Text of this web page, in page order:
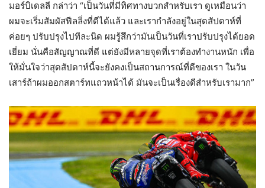
มอร์บิเดลลี กล่าว่า “เป็นวันที่มีทิศทางบวกสำหรับเรา ดูเหมือนว่า
ผมจะเริ่มสัมผัสฟีลลิ่งที่ดีได้แล้ว และเรากำลังอยู่ในสุดสัปดาห์ที่
ค่อยๆ ปรับปรุงไปทีละนิด ผมรู้สึกว่ามันเป็นวันที่เราปรับปรุงได้ยอด
เยี่ยม นั่นคือสัญญาณที่ดี แต่ยังมีหลายจุดที่เราต้องทำงานหนัก เพื่อ
ให้มั่นใจว่าสุดสัปดาห์นี้จะยังคงเป็นสถานการณ์ที่ดีของเรา ในวัน
เสาร์ถ้าผมออกสตาร์ทแถวหน้าได้ มันจะเป็นเรื่องดีสำหรับเรามาก”